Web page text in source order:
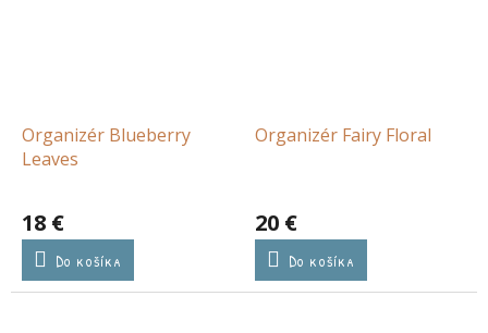
Organizér Blueberry
Leaves
18 €
Do košíka
Organizér Fairy Floral
20 €
Do košíka